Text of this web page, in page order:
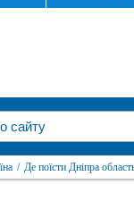
/ Де поїсти Дніпра